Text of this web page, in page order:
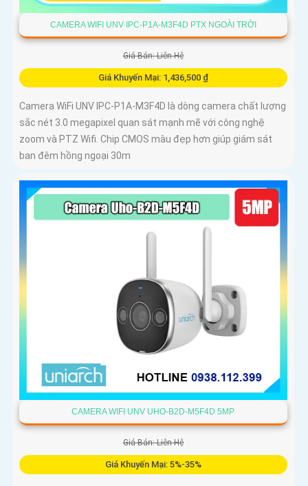
CAMERA WIFI UNV IPC-P1A-M3F4D PTX NGOÀI TRỜI
Giá Bán: Liên Hệ
Giá Khuyến Mại: 1,436,500 ₫
Camera WiFi UNV IPC-P1A-M3F4D là dòng camera chất lượng
sắc nét 3.0 megapixel quan sát mạnh mẽ với công nghệ
zoom và PTZ Wifi. Chip CMOS màu đẹp hơn giúp giám sát
ban đêm hồng ngoại 30m
CAMERA WIFI UNV UHO-B2D-M5F4D 5MP
Giá Bán: Liên Hệ
Giá Khuyến Mại: 5%-35%